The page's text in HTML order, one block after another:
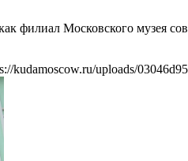
филиал Московского музея
kudamoscow.ru/uploads/